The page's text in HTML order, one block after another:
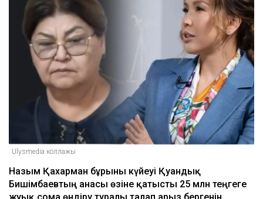
Ulysmedia коллажы
Назым Қахарман бұрынғы күйеуі Қуандық
Бишімбаевтың анасы өзіне қатысты 25 млн теңгеге